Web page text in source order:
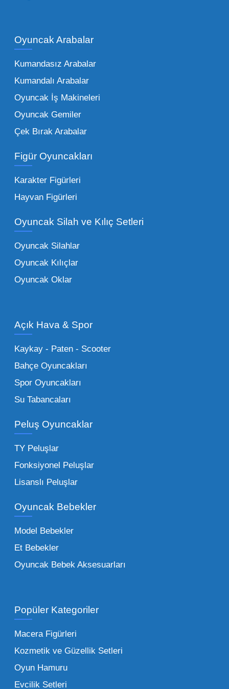
kadar zengindir. Bir mağazanın veya eğitim
çeşitliliği ile doğru orantılıdır. İşte Mega
Oyuncak bünyesinde öne çıkan ve en çok
tercih edilen kategorilerimiz:
Peluş Oyuncaklar:
vazgeçilmezi olan yumuşak dokulu sevilen
seçeneklerimizi keşfederek koleksiyonunuza
en sevilen karakterleri ekleyebilirsiniz.
Eğitici Setler:
tarafından tercih edilentoptan eğitici
ebeveynlerin son yıllarda en çok satın aldığı
ürün grupları arasında yer almaktadır.
Oyuncak Araçlar:
stok imkanımızla sunulmaktadır.
Küçük Oyuncaklar:
sağlayan toptan küçük oyuncaklar, bakkallar,
Bu kategorideki küçük oyuncaklar toptan
alımlarda çok düşük maliyetlerle yüksek
adetli stok yapmanıza olanak tanır. Özellikle
sürpriz paketler ve figürler, çocukların
harçlıklarıyla kolayca alabildiği ürünlerdir.
Çocuk Oyuncakları Toptan Seçenekleri:
Bebeklik döneminden ergenliğe kadar geniş
toptan tedariği yaparken, piyasadaki en son
figürlerden geleneksel oyun setlerine kadar
her şeyi portföyümüzde bulabilirsiniz.
İşletmeler için toptan oyuncak satış ve alımı
şüphesiz ki birim maliyetin düşmesidir.
Oyuncak toptan kanalına geçildiğinde,
perakende satış fiyatı ile alış fiyatı arasındaki
makas açılır ve bu da ciddi kâr marjları elde
Oyuncak Arabalar
Kumandasız Arabalar
Kumandalı Arabalar
Oyuncak İş Makineleri
Oyuncak Gemiler
Çek Bırak Arabalar
Figür Oyuncakları
Karakter Figürleri
Hayvan Figürleri
Oyuncak Silah ve Kılıç Setleri
Oyuncak Silahlar
Oyuncak Kılıçlar
Oyuncak Oklar
Açık Hava & Spor
Kaykay - Paten - Scooter
Bahçe Oyuncakları
Spor Oyuncakları
Su Tabancaları
Peluş Oyuncaklar
TY Peluşlar
Fonksiyonel Peluşlar
Lisanslı Peluşlar
Oyuncak Bebekler
Model Bebekler
Et Bebekler
Oyuncak Bebek Aksesuarları
Popüler Kategoriler
Macera Figürleri
Kozmetik ve Güzellik Setleri
Oyun Hamuru
Evcilik Setleri